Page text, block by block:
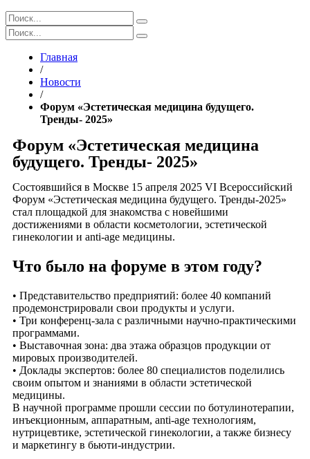
Главная
/
Новости
/
Форум «Эстетическая медицина будущего.
Тренды- 2025»
Форум «Эстетическая медицина
будущего. Тренды- 2025»
Состоявшийся в Москве 15 апреля 2025 VI Всероссийский
Форум «Эстетическая медицина будущего. Тренды-2025»
стал площадкой для знакомства с новейшими
достижениями в области косметологии, эстетической
гинекологии и anti-age медицины.
Что было на форуме в этом году?
• Представительство предприятий: более 40 компаний
продемонстрировали свои продукты и услуги.
• Три конференц-зала с различными научно-практическими
программами.
• Выставочная зона: два этажа образцов продукции от
мировых производителей.
• Доклады экспертов: более 80 специалистов поделились
своим опытом и знаниями в области эстетической
медицины.
В научной программе прошли сессии по ботулинотерапии,
инъекционным, аппаратным, anti-age технологиям,
нутрицевтике, эстетической гинекологии, а также бизнесу
и маркетингу в бьюти-индустрии.